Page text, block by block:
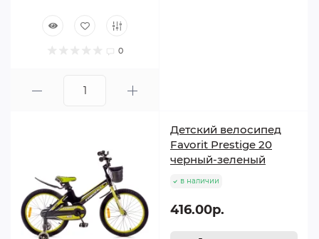
0
Детский велосипед
Favorit Prestige 20
черный-зеленый
в наличии
416.00р.